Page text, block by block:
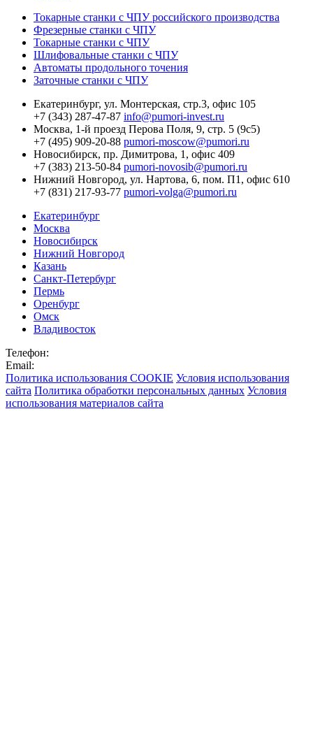
Токарные станки с ЧПУ российского производства
Фрезерные станки с ЧПУ
Токарные станки с ЧПУ
Шлифовальные станки с ЧПУ
Автоматы продольного точения
Заточные станки с ЧПУ
Екатеринбург, ул. Монтерская, стр.3, офис 105
+7 (343) 287-47-87 info@pumori-invest.ru
Москва, 1-й проезд Перова Поля, 9, стр. 5 (9с5)
+7 (495) 909-20-88 pumori-moscow@pumori.ru
Новосибирск, пр. Димитрова, 1, офис 409
+7 (383) 213-50-84 pumori-novosib@pumori.ru
Нижний Новгород, ул. Нартова, 6, пом. П1, офис 610
+7 (831) 217-93-77 pumori-volga@pumori.ru
Екатеринбург
Москва
Новосибирск
Нижний Новгород
Казань
Санкт-Петербург
Пермь
Оренбург
Омск
Владивосток
Телефон:
Email:
Политика использования COOKIE Условия использования
сайта Политика обработки персональных данных Условия
использования материалов сайта